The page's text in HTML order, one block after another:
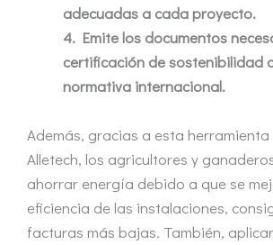
adecuadas a cada proyecto.
4. Emite los documentos
certificación de sostenibilidad
normativa internacional.
Además, gracias a esta
Alletech, los agricultores y
ahorrar energía debido a que se
eficiencia de las instalaciones,
facturas más bajas. También,